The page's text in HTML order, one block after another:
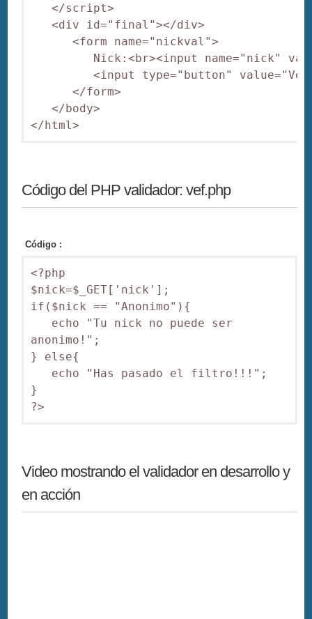
</script>
<div id="final"></div>
<form name="nickval">
Nick:<br><input name="nick"
<input type="button"
</form>
</body>
Código del PHP validador: vef.php
Código :
<?php
$nick=$_GET['nick'];
if($nick == "Anonimo"){
echo "Tu nick no puede ser
anonimo!";
} else{
echo "Has pasado el filtro!!!";
}
?>
Video mostrando el validador en desarrollo y
en acción